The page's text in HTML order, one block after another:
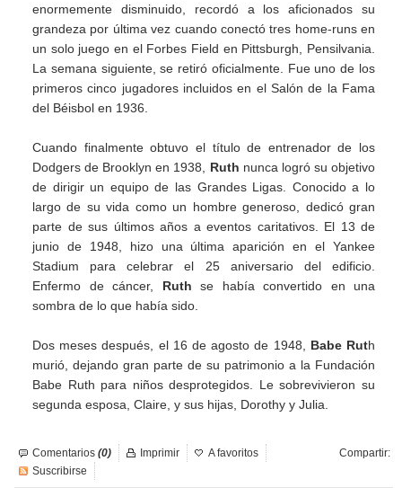
enormemente disminuido, recordó a los aficionados su
grandeza por última vez cuando conectó tres home-runs en
un solo juego en el Forbes Field en Pittsburgh, Pensilvania.
La semana siguiente, se retiró oficialmente. Fue uno de los
primeros cinco jugadores incluidos en el Salón de la Fama
del Béisbol en 1936.
Cuando finalmente obtuvo el título de entrenador de los
Dodgers de Brooklyn en 1938, Ruth nunca logró su objetivo
de dirigir un equipo de las Grandes Ligas. Conocido a lo
largo de su vida como un hombre generoso, dedicó gran
parte de sus últimos años a eventos caritativos. El 13 de
junio de 1948, hizo una última aparición en el Yankee
Stadium para celebrar el 25 aniversario del edificio.
Enfermo de cáncer, Ruth se había convertido en una
sombra de lo que había sido.
Dos meses después, el 16 de agosto de 1948, Babe Ruth
murió, dejando gran parte de su patrimonio a la Fundación
Babe Ruth para niños desprotegidos. Le sobrevivieron su
segunda esposa, Claire, y sus hijas, Dorothy y Julia.
Comentarios (0) Compartir:
Imprimir
A favoritos
Suscribirse